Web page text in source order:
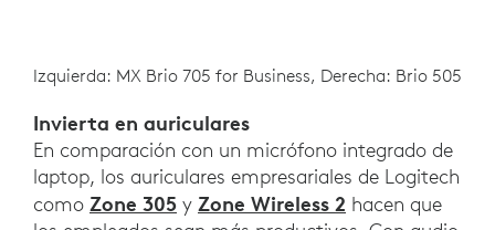
Izquierda: MX Brio 705 for Business, Derecha: Brio 505
Invierta en auriculares
En comparación con un micrófono integrado de
laptop, los auriculares empresariales de Logitech
como Zone 305 y Zone Wireless 2 hacen que